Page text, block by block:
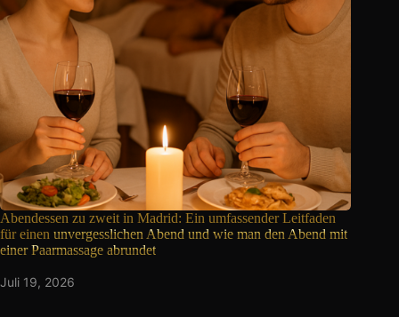
Abendessen zu zweit in Madrid: Ein umfassender Leitfaden
für einen unvergesslichen Abend und wie man den Abend mit
einer Paarmassage abrundet
Juli 19, 2026